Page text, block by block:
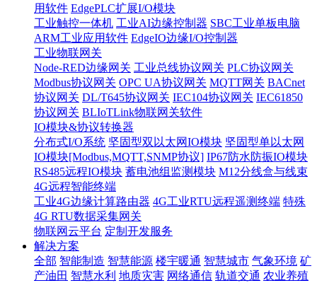
用软件 EdgePLC扩展I/O模块
工业触控一体机 工业AI边缘控制器 SBC工业单板电脑
ARM工业应用软件 EdgeIO边缘I/O控制器
工业物联网关
Node-RED边缘网关 工业总线协议网关 PLC协议网关
Modbus协议网关 OPC UA协议网关 MQTT网关 BACnet
协议网关 DL/T645协议网关 IEC104协议网关 IEC61850
协议网关 BLIoTLink物联网关软件
IO模块&协议转换器
分布式I/O系统 坚固型双以太网IO模块 坚固型单以太网
IO模块[Modbus,MQTT,SNMP协议] IP67防水防振IO模块
RS485远程IO模块 蓄电池组监测模块 M12分线盒与线束
4G远程智能终端
工业4G边缘计算路由器 4G工业RTU远程遥测终端 特殊
4G RTU数据采集网关
物联网云平台 定制开发服务
解决方案
全部 智能制造 智慧能源 楼宇暖通 智慧城市 气象环境 矿
产油田 智慧水利 地质灾害 网络通信 轨道交通 农业养殖